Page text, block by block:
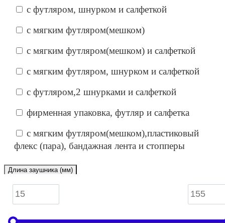
с футляром, шнурком и салфеткой
с мягким футляром(мешком)
с мягким футляром(мешком) и салфеткой
с мягким футляром, шнурком и салфеткой
с футляром,2 шнурками и салфеткой
фирменная упаковка, футляр и салфетка
с мягким футляром(мешком),пластиковый
флекс (пара), бандажная лента и стопперы
Длина заушника (мм)